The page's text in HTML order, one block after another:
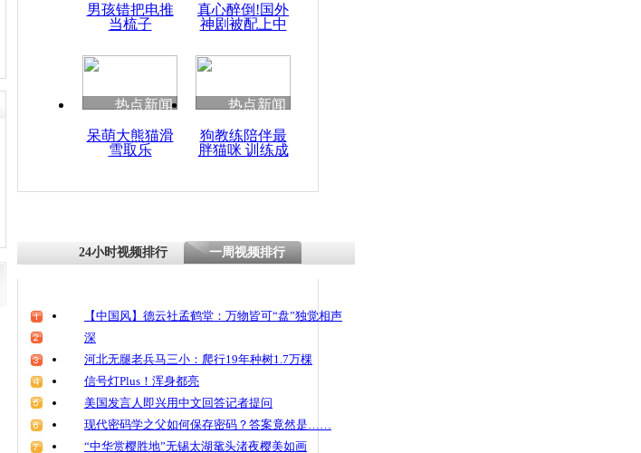
男孩错把电推
当梳子
真心醉倒!国外
神剧被配上中
热点新闻
呆萌大熊猫滑
雪取乐
热点新闻
狗教练陪伴最
胖猫咪 训练成
24小时视频排行 一周视频排行
【中国风】德云社孟鹤堂：万物皆可“盘”独觉相声
深
河北无腿老兵马三小：爬行19年种树1.7万棵
信号灯Plus！浑身都亮
美国发言人即兴用中文回答记者提问
现代密码学之父如何保存密码？答案竟然是……
“中华赏樱胜地”无锡太湖鼋头渚夜樱美如画